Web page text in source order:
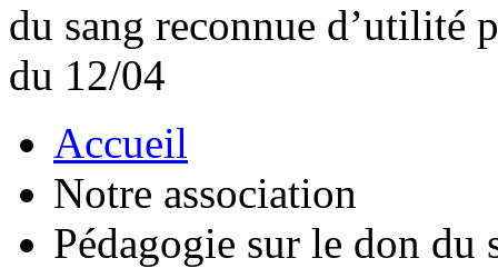
du sang reconnue d’utilité
du 12/04
Accueil
Notre association
Pédagogie sur le don du